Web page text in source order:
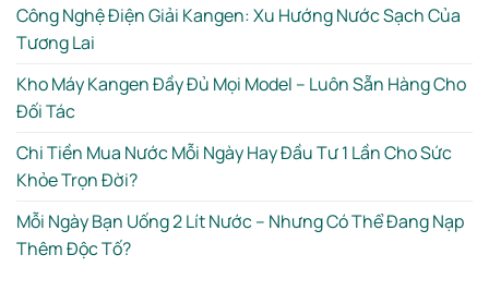
Công Nghệ Điện Giải Kangen: Xu Hướng Nước Sạch Của
Tương Lai
Kho Máy Kangen Đầy Đủ Mọi Model – Luôn Sẵn Hàng Cho
Đối Tác
Chi Tiền Mua Nước Mỗi Ngày Hay Đầu Tư 1 Lần Cho Sức
Khỏe Trọn Đời?
Mỗi Ngày Bạn Uống 2 Lít Nước – Nhưng Có Thể Đang Nạp
Thêm Độc Tố?